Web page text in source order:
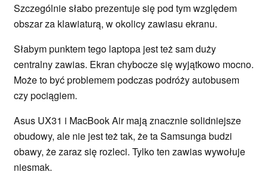
Szczególnie słabo prezentuje się pod tym względem
obszar za klawiaturą, w okolicy zawiasu ekranu.
Słabym punktem tego laptopa jest też sam duży
centralny zawias. Ekran chybocze się wyjątkowo mocno.
Może to być problemem podczas podróży autobusem
czy pociągiem.
Asus UX31 i MacBook Air mają znacznie solidniejsze
obudowy, ale nie jest też tak, że ta Samsunga budzi
obawy, że zaraz się rozleci. Tylko ten zawias wywołuje
niesmak.